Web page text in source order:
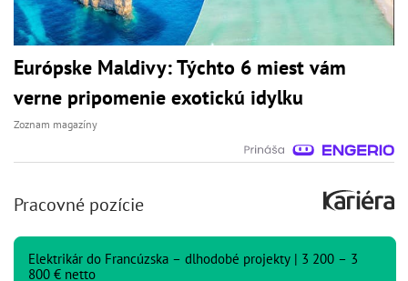
Európske Maldivy: Týchto 6 miest vám
verne pripomenie exotickú idylku
Zoznam magazíny
Pracovné pozície
Elektrikár do Francúzska – dlhodobé projekty | 3 200 – 3
800 € netto